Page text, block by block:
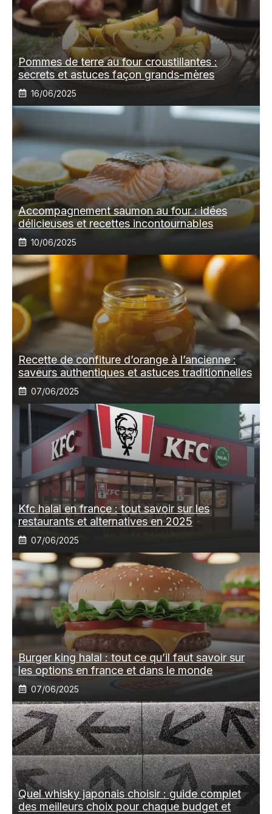
Pommes de terre au four croustillantes :
secrets et astuces façon grands-mères
16/06/2025
Accompagnement saumon au four : idées
délicieuses et recettes incontournables
10/06/2025
Recette de confiture d’orange à l’ancienne :
saveurs authentiques et astuces traditionnelles
07/06/2025
Kfc halal en france : tout savoir sur les
restaurants et alternatives en 2025
07/06/2025
Burger king halal : tout ce qu’il faut savoir sur
les options en france et dans le monde
07/06/2025
Quel whisky japonais choisir : guide complet
des meilleurs choix pour chaque budget et